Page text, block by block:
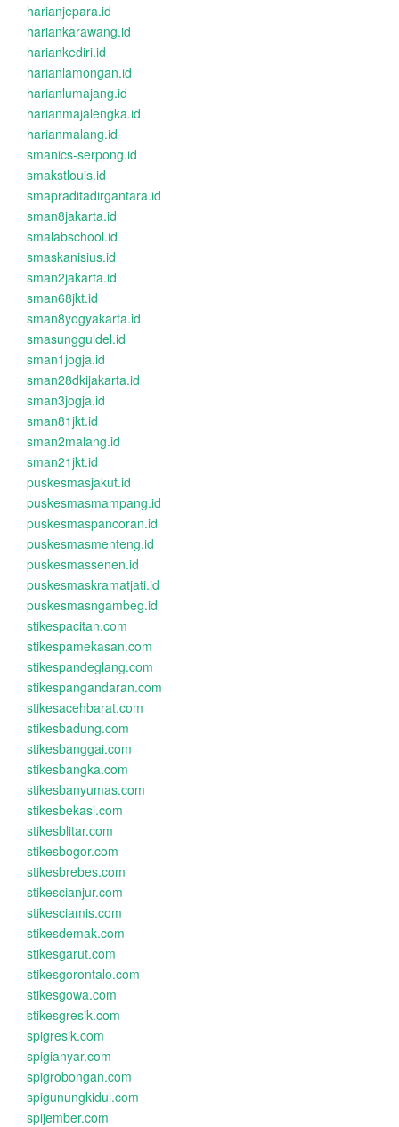
harianjepara.id
hariankarawang.id
hariankediri.id
harianlamongan.id
harianlumajang.id
harianmajalengka.id
harianmalang.id
smanics-serpong.id
smakstlouis.id
smapraditadirgantara.id
sman8jakarta.id
smalabschool.id
smaskanisius.id
sman2jakarta.id
sman68jkt.id
sman8yogyakarta.id
smasungguldel.id
sman1jogja.id
sman28dkijakarta.id
sman3jogja.id
sman81jkt.id
sman2malang.id
sman21jkt.id
puskesmasjakut.id
puskesmasmampang.id
puskesmaspancoran.id
puskesmasmenteng.id
puskesmassenen.id
puskesmaskramatjati.id
puskesmasngambeg.id
stikespacitan.com
stikespamekasan.com
stikespandeglang.com
stikespangandaran.com
stikesacehbarat.com
stikesbadung.com
stikesbanggai.com
stikesbangka.com
stikesbanyumas.com
stikesbekasi.com
stikesblitar.com
stikesbogor.com
stikesbrebes.com
stikescianjur.com
stikesciamis.com
stikesdemak.com
stikesgarut.com
stikesgorontalo.com
stikesgowa.com
stikesgresik.com
spigresik.com
spigianyar.com
spigrobongan.com
spigunungkidul.com
spijember.com